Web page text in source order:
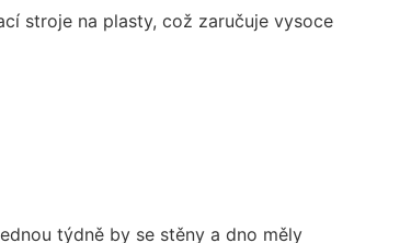
stroje na plasty, což zaručuje vysoce
týdně by se stěny a dno měly